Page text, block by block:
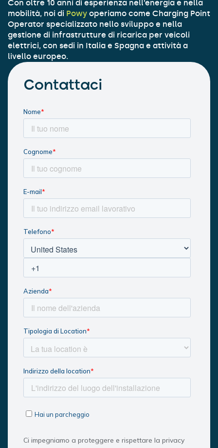
Con oltre 10 anni di esperienza nell’energia e nella
mobilità, noi di Powy operiamo come Charging Point
Operator specializzato nello sviluppo e nella
gestione di infrastrutture di ricarica per veicoli
elettrici, con sedi in Italia e Spagna e attività a
livello europeo.
Contattaci